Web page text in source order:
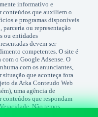
informativo e
que auxiliem o
e programas disponíveis
ou representação
ou entidades
devem ser
competentes. O site é
o Google Adsense. O
com os anunciantes,
que aconteça fora
da Arka Conteudo Web
uma agência de
que respondam
Não temos